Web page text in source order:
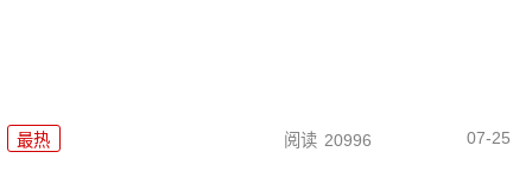
最热 阅读 20996 07-25